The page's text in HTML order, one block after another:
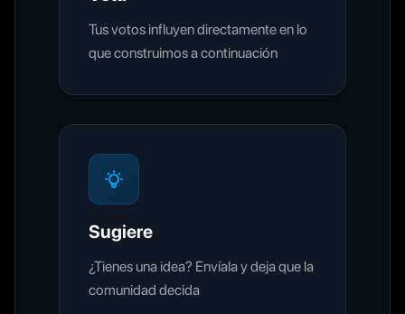
Tus votos influyen directamente en lo
que construimos a continuación
Sugiere
¿Tienes una idea? Envíala y deja que la
comunidad decida